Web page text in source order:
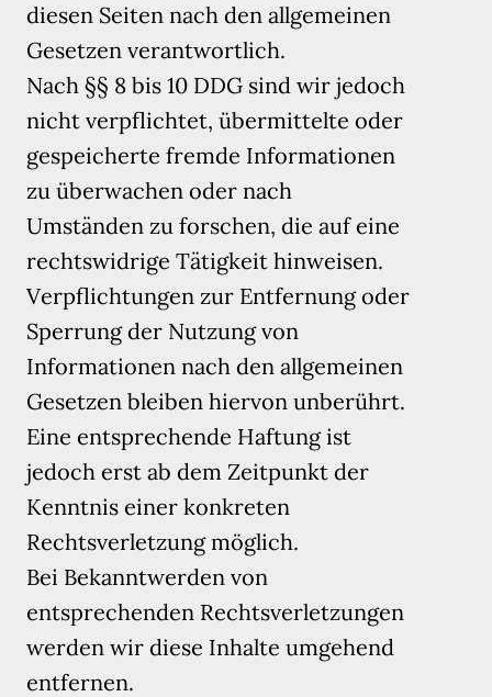
diesen Seiten nach den allgemeinen
Gesetzen verantwortlich.
Nach §§ 8 bis 10 DDG sind wir jedoch
nicht verpflichtet, übermittelte oder
gespeicherte fremde Informationen
zu überwachen oder nach
Umständen zu forschen, die auf eine
rechtswidrige Tätigkeit hinweisen.
Verpflichtungen zur Entfernung oder
Sperrung der Nutzung von
Informationen nach den allgemeinen
Gesetzen bleiben hiervon unberührt.
Eine entsprechende Haftung ist
jedoch erst ab dem Zeitpunkt der
Kenntnis einer konkreten
Rechtsverletzung möglich.
Bei Bekanntwerden von
entsprechenden Rechtsverletzungen
werden wir diese Inhalte umgehend
entfernen.